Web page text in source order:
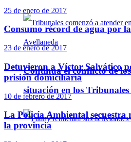
Continúa el conflicto de
situación en los
25 de enero de 2017
Consumo récord de agua por
23 de enero de 2017
Detuvieron a Víctor Salvático
prisión domiciliaria
10 de febrero de 2017
La Policía Ambiental secuestra
la provincia